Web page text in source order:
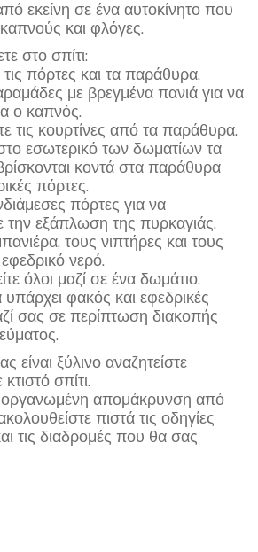
εκείνη σε ένα αυτοκίνητο που
και φλόγες.
στο σπίτι:
πόρτες και τα παράθυρα.
με βρεγμένα πανιά για να
ο καπνός.
τις κουρτίνες από τα παράθυρα.
εσωτερικό των δωματίων τα
κοντά στα παράθυρα
πόρτες.
πόρτες για να
την εξάπλωση της πυρκαγιάς.
τους νιπτήρες και τους
νερό.
όλοι μαζί σε ένα δωμάτιο.
υπάρχει φακός και εφεδρικές
σας σε περίπτωση διακοπής
είναι ξύλινο αναζητείστε
σπίτι.
οργανωμένη απομάκρυνση από
πιστά τις οδηγίες
τις διαδρομές που θα σας